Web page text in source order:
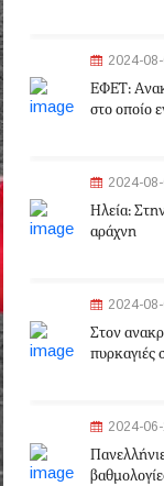
2024-
ΕΦΕΤ:
στο οποίο
2024-
Ηλεία:
αράχνη
2024-
Στον
πυρκαγιές
2024-